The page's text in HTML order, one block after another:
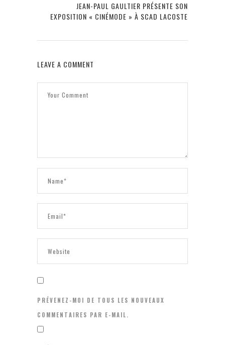
JEAN-PAUL GAULTIER PRÉSENTE SON
EXPOSITION « CINÉMODE » À SCAD LACOSTE
LEAVE A COMMENT
PRÉVENEZ-MOI DE TOUS LES NOUVEAUX
COMMENTAIRES PAR E-MAIL.